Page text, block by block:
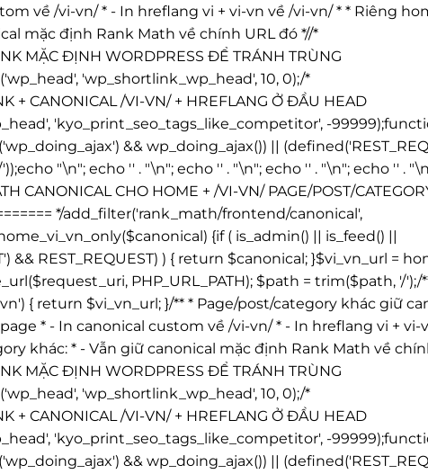
về /vi-vn/ * - In hreflang vi + vi-vn về /vi-vn/ * * Riêng
mặc định Rank Math về chính URL đó *//*
MẶC ĐỊNH WORDPRESS ĐỂ TRÁNH TRÙNG
'wp_shortlink_wp_head', 10, 0);/*
+ CANONICAL /VI-VN/ + HREFLANG Ở ĐẦU HEAD
'kyo_print_seo_tags_like_competitor', -
&& wp_doing_ajax()) ||
"\n"; echo '' . "\n"; echo '' . "\n"; echo '' . "\n"; echo '' .
CANONICAL CHO HOME + /VI-VN/ PAGE/POST/
*/add_filter('rank_math/frontend/canonical',
{if ( is_admin() || is_feed() ||
REST_REQUEST) ) { return $canonical; }$vi_vn_url =
PHP_URL_PATH); $path = trim($path, '/
{ return $vi_vn_url; }/** * Page/post/category khác giữ
* - In canonical custom về /vi-vn/ * - In hreflang vi + vi-
khác: * - Vẫn giữ canonical mặc định Rank Math về
MẶC ĐỊNH WORDPRESS ĐỂ TRÁNH TRÙNG
'wp_shortlink_wp_head', 10, 0);/*
+ CANONICAL /VI-VN/ + HREFLANG Ở ĐẦU HEAD
'kyo_print_seo_tags_like_competitor', -
&& wp_doing_ajax()) ||